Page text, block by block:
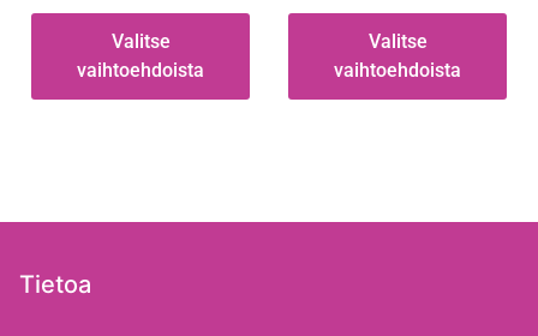
Valitse
vaihtoehdoista
Valitse
vaihtoehdoista
Tietoa